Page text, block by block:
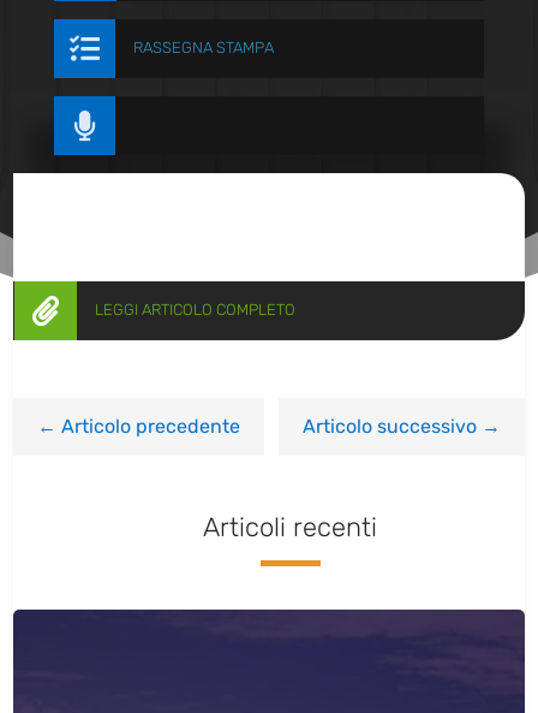
 RASSEGNA STAMPA

 LEGGI ARTICOLO COMPLETO
←Articolo precedente Articolo successivo→
Articoli recenti